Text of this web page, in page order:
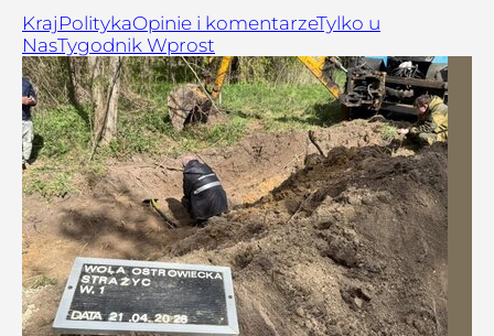
Kraj PolitykaOpinie i komentarzeTylko u
NasTygodnik Wprost